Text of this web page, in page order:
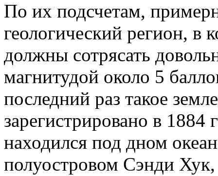
По их подсчетам,
геологический регион, в
должны сотрясать
магнитудой около 5
последний раз такое
зарегистрировано в 1884
находился под дном
полуостровом Сэнди Хук,